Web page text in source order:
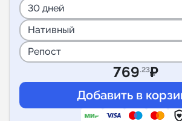
30 дней
Нативный
Репост
769.23₽